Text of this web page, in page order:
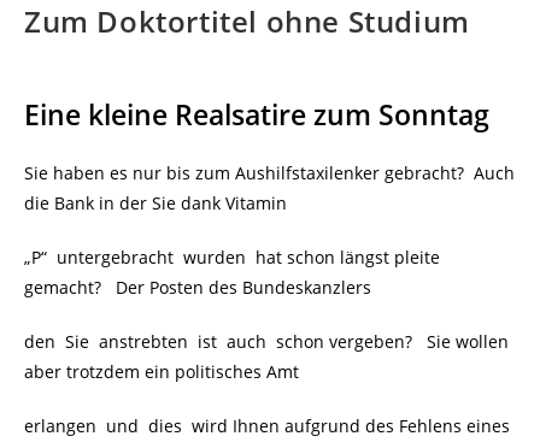
Zum Doktortitel ohne Studium
Eine kleine Realsatire zum Sonntag
Sie haben es nur bis zum Aushilfstaxilenker gebracht? Auch
die Bank in der Sie dank Vitamin
„P“ untergebracht wurden hat schon längst pleite
gemacht? Der Posten des Bundeskanzlers
den Sie anstrebten ist auch schon vergeben? Sie wollen
aber trotzdem ein politisches Amt
erlangen und dies wird Ihnen aufgrund des Fehlens eines